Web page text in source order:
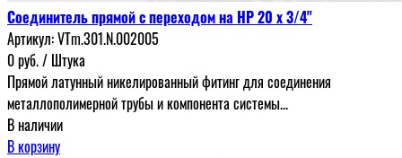
Соединитель прямой с переходом на НР 20 х 3/4"
Артикул:VTm.301.N.002005
0руб./ Штука
Прямой латунный никелированный фитинг для соединения
металлополимерной трубы и компонента системы...
В наличии
В корзину